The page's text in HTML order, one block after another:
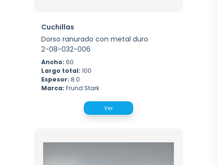
Cuchillas
Dorso ranurado con metal duro
2-08-032-006
Ancho: 60
Largo total: 100
Espesor: 8.0
Marca: Frund Stark
Ver